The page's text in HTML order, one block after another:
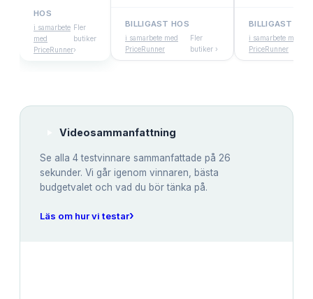
HOS
i samarbete
med
PriceRunner
Fler
butiker
›
BILLIGAST HOS
i samarbete med
PriceRunner
Fler
butiker ›
BILLIGAST HOS
i samarbete med
PriceRunner
Videosammanfattning
Se alla 4testvinnare sammanfattade på 26
sekunder. Vi går igenom vinnaren, bästa
budgetvalet och vad du bör tänka på.
Läs om hur vi testar›